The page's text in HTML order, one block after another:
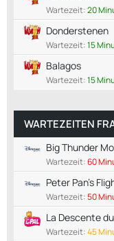
Wartezeit:20
Donderstenen
Wartezeit:15
Balagos
Wartezeit:15
WARTEZEITEN
Big Thunder
Wartezeit:60
Peter Pan's
Wartezeit:50
La Descente
Wartezeit:45